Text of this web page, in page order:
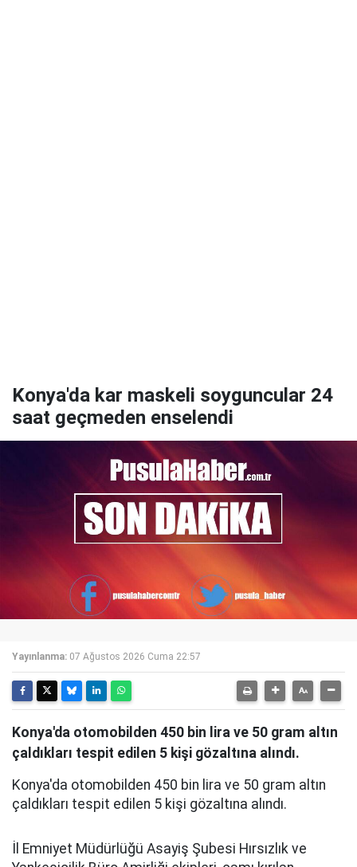
Konya'da kar maskeli soyguncular 24
saat geçmeden enselendi
Yayınlanma: 07 Ağustos 2026 Cuma 22:57
Konya'da otomobilden 450 bin lira ve 50 gram altın
çaldıkları tespit edilen 5 kişi gözaltına alındı.
Konya'da otomobilden 450 bin lira ve 50 gram altın
çaldıkları tespit edilen 5 kişi gözaltına alındı.
İl Emniyet Müdürlüğü Asayiş Şubesi Hırsızlık ve